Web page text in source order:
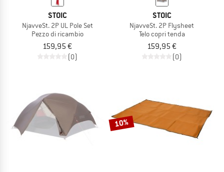
STOIC
NjavveSt. 2P UL Pole Set
Pezzo di ricambio
159,95 €
(0)
STOIC
NjavveSt. 2P Flysheet
Telo copri tenda
159,95 €
(0)
10%